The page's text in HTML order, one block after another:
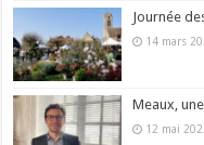
Journée
14 mars
Meaux,
12 mai